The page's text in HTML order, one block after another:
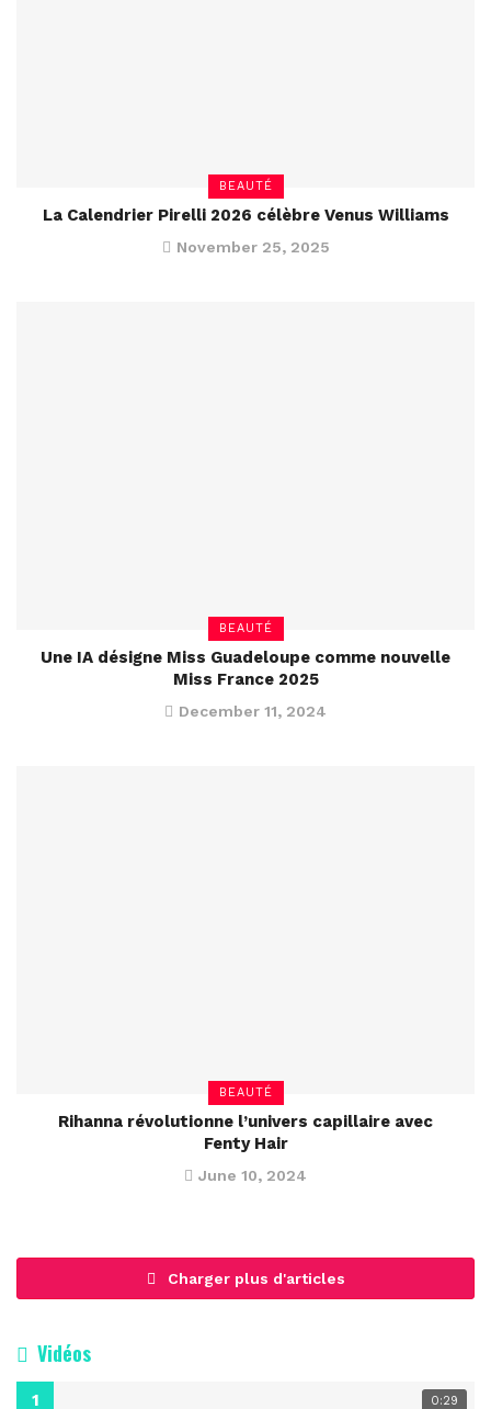
BEAUTÉ
La Calendrier Pirelli 2026 célèbre Venus Williams
November 25, 2025
BEAUTÉ
Une IA désigne Miss Guadeloupe comme nouvelle
Miss France 2025
December 11, 2024
BEAUTÉ
Rihanna révolutionne l’univers capillaire avec
Fenty Hair
June 10, 2024
Charger plus d'articles
Vidéos
0:29